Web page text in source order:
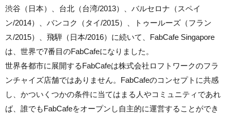
渋谷（日本）、台北（台湾/2013）、バルセロナ（スペイ
ン/2014）、バンコク（タイ/2015）、トゥールーズ（フラン
ス/2015）、飛騨（日本/2016）に続いて、FabCafe Singapore
は、世界で7番目のFabCafeになりました。
世界各都市に展開するFabCafeは株式会社ロフトワークのフラ
ンチャイズ店舗ではありません。FabCafeのコンセプトに共感
し、かついくつかの条件に当てはまる人やコミュニティであれ
ば、誰でもFabCafeをオープンし自主的に運営することができ